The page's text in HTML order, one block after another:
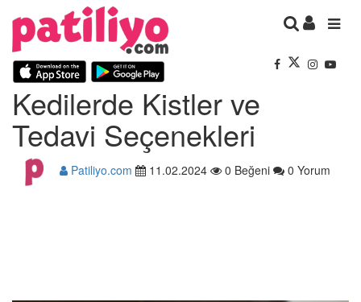
Kedilerde Kistler ve
Tedavi Seçenekleri
Patiliyo.com 11.02.2024 0 Beğeni 0 Yorum